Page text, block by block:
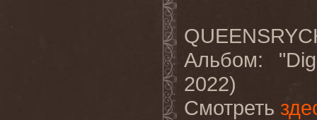
Альбом:
2022)
Смотреть